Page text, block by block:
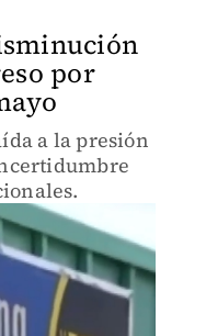
por
a la presión